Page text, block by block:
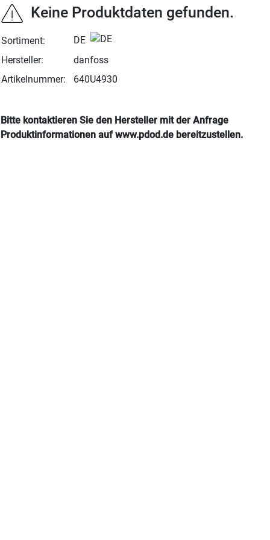
Keine Produktdaten gefunden.
Sortiment:
DE
Hersteller:
danfoss
Artikelnummer:
640U4930
Bitte kontaktieren Sie den Hersteller mit der Anfrage
Produktinformationen auf www.pdod.de bereitzustellen.